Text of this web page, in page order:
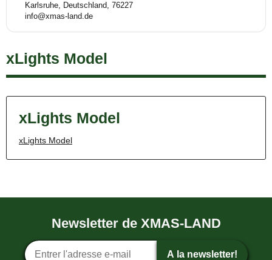
Karlsruhe, Deutschland, 76227
info@xmas-land.de
xLights Model
xLights Model
xLights Model
Newsletter de XMAS-LAND
Inscription ? la newsletter
A la newsletter!